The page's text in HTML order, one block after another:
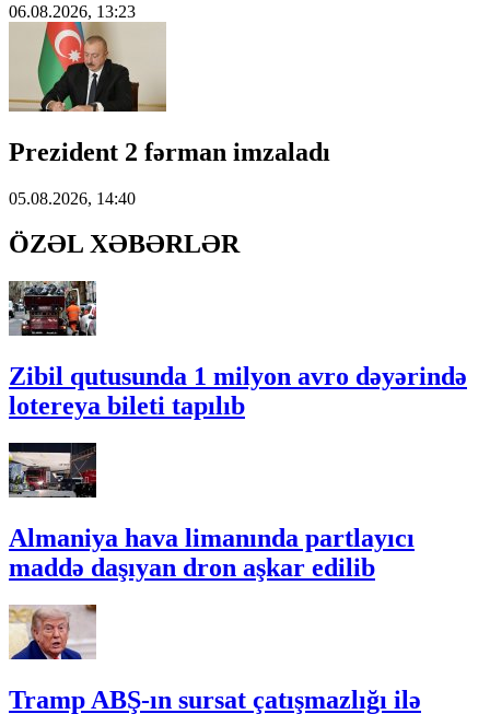
06.08.2026, 13:23
Prezident 2 fərman imzaladı
05.08.2026, 14:40
ÖZƏL XƏBƏRLƏR
Zibil qutusunda 1 milyon avro dəyərində
lotereya bileti tapılıb
Almaniya hava limanında partlayıcı
maddə daşıyan dron aşkar edilib
Tramp ABŞ-ın sursat çatışmazlığı ilə